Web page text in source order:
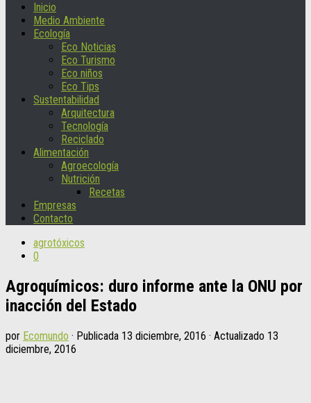
Inicio
Medio Ambiente
Ecología
Eco Noticias
Eco Turismo
Eco niños
Eco Tips
Sustentabilidad
Arquitectura
Tecnología
Reciclado
Alimentación
Agroecología
Nutrición
Recetas
Empresas
Contacto
agrotóxicos
0
Agroquímicos: duro informe ante la ONU por
inacción del Estado
por Ecomundo · Publicada 13 diciembre, 2016 · Actualizado 13
diciembre, 2016